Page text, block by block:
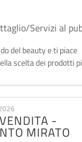
Servizi al
del beauty e ti piace
scelta dei prodotti
Staffing,
ricerca per
un/una Sales
Protette (L. 68/
loro punto vend
-
MIRATO